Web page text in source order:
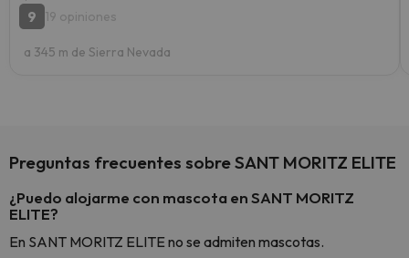
9
19 opiniones
a 345 m de Sierra Nevada
Preguntas frecuentes sobre SANT MORITZ ELITE
¿Puedo alojarme con mascota en SANT MORITZ
ELITE?
En SANT MORITZ ELITE no se admiten mascotas.